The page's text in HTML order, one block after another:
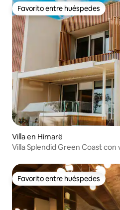
Favorito entre huéspedes
Favorito entre huéspedes
Villa en Himarë
Villa Splendid Green Coast con
Favorito entre huéspedes
Favorito entre huéspedes